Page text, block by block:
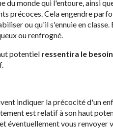
du monde qui l'entoure, ainsi
précoces. Cela engendre
ou qu'il s'ennuie en
ou renfrogné.
potentiel ressentira le
indiquer la précocité d'un
est relatif à son haut
éventuellement vous